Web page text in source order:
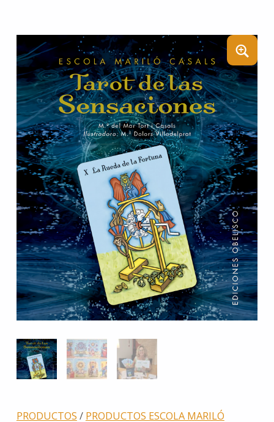
PRODUCTOS / PRODUCTOS ESCOLA MARILÓ